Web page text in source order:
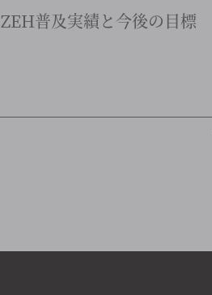
ZEH普及実績と今後の目標